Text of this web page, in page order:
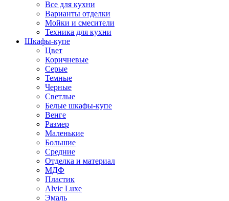
Все для кухни
Варианты отделки
Мойки и смесители
Техника для кухни
Шкафы-купе
Цвет
Коричневые
Серые
Темные
Черные
Светлые
Белые шкафы-купе
Венге
Размер
Маленькие
Большие
Средние
Отделка и материал
МДФ
Пластик
Alvic Luxe
Эмаль